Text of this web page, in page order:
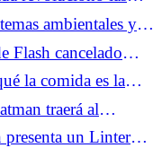
ambientales y
Flash cancelado
la comida es la
traerá al
a la televisiónun Linterna